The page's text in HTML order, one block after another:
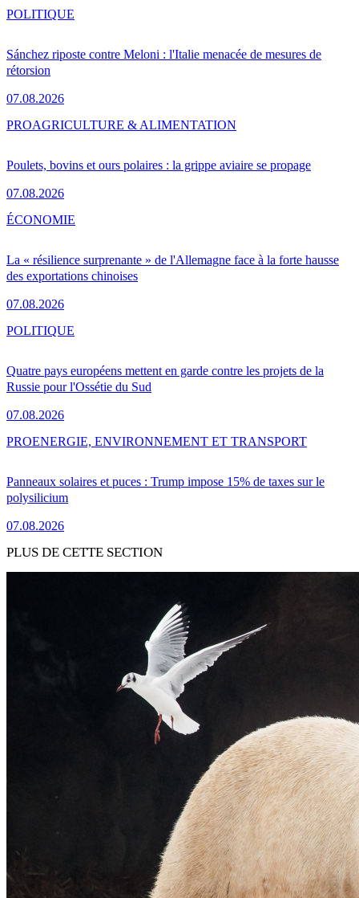
Sánchez riposte contre Meloni : l'Italie menacée de mesures de
rétorsion
07.08.2026
POLITIQUE
Poulets, bovins et ours polaires : la grippe aviaire se propage
07.08.2026
PROAGRICULTURE & ALIMENTATION
La « résilience surprenante » de l'Allemagne face à la forte hausse
des exportations chinoises
07.08.2026
ÉCONOMIE
Quatre pays européens mettent en garde contre les projets de la
Russie pour l'Ossétie du Sud
07.08.2026
POLITIQUE
Panneaux solaires et puces : Trump impose 15% de taxes sur le
polysilicium
07.08.2026
PROENERGIE, ENVIRONNEMENT ET TRANSPORT
PLUS DE CETTE SECTION